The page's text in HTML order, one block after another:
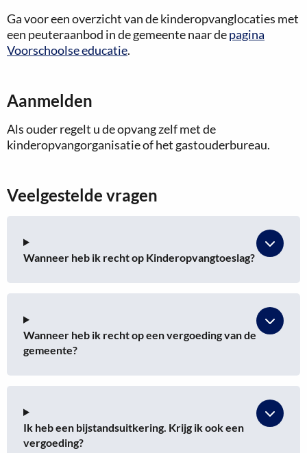
Ga voor een overzicht van de kinderopvanglocaties met
een peuteraanbod in de gemeente naar depagina
Voorschoolse educatie.
Aanmelden
Als ouder regelt u de opvang zelf met de
kinderopvangorganisatie of het gastouderbureau.
Veelgestelde vragen
Wanneer heb ik recht op Kinderopvangtoeslag?
Wanneer heb ik recht op een vergoeding van de
gemeente?
Ik heb een bijstandsuitkering. Krijg ik ook een
vergoeding?